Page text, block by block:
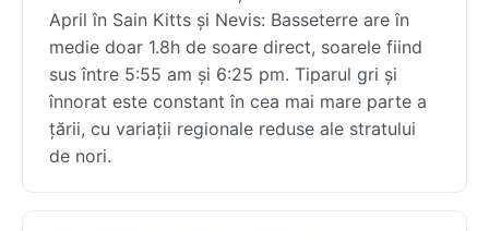
April în Sain Kitts și Nevis: Basseterre are în
medie doar 1.8h de soare direct, soarele fiind
sus între 5:55 am și 6:25 pm. Tiparul gri și
înnorat este constant în cea mai mare parte a
țării, cu variații regionale reduse ale stratului
de nori.